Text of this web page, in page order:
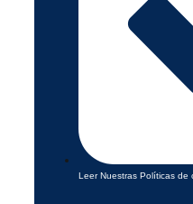
Leer Nuestras Políticas de